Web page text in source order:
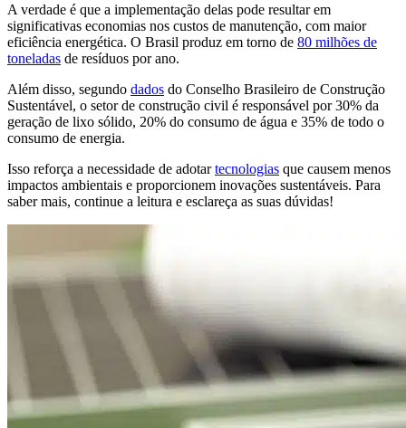
A verdade é que a implementação delas pode resultar em
significativas economias nos custos de manutenção, com maior
eficiência energética. O Brasil produz em torno de 80 milhões de
toneladas de resíduos por ano.
Além disso, segundo dados do Conselho Brasileiro de Construção
Sustentável, o setor de construção civil é responsável por 30% da
geração de lixo sólido, 20% do consumo de água e 35% de todo o
consumo de energia.
Isso reforça a necessidade de adotartecnologias que causem menos
impactos ambientais e proporcionem inovações sustentáveis. Para
saber mais, continue a leitura e esclareça as suas dúvidas!